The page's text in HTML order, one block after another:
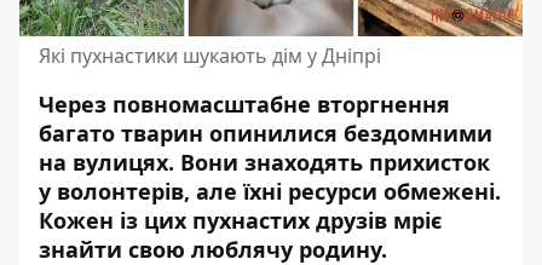
Які пухнастики шукають дім у Дніпрі
Через повномасштабне вторгнення
багато тварин опинилися бездомними
на вулицях. Вони знаходять прихисток
у волонтерів, але їхні ресурси обмежені.
Кожен із цих пухнастих друзів мріє
знайти свою люблячу родину.